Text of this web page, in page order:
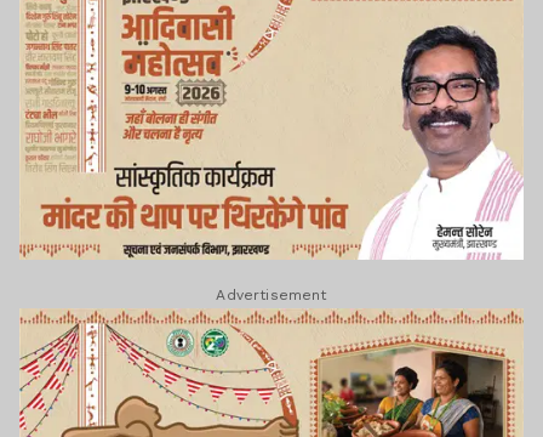
Advertisement